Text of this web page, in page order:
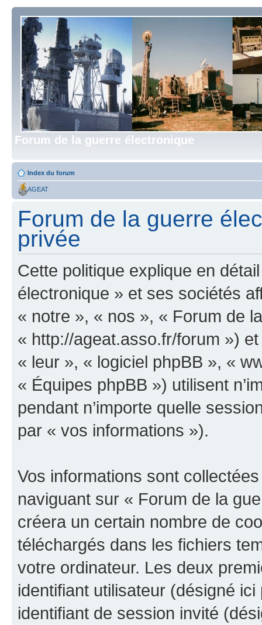
Forum de la guerre électronique
Index du forum
AGEAT
Forum de la guerre
privée
Cette politique explique en
électronique » et ses sociétés
« notre », « nos », « Forum de
« http://ageat.asso.fr/forum »)
« leur », « logiciel phpBB », «
« Équipes phpBB ») utilisent
pendant n’importe quelle
par « vos informations »).
Vos informations sont
naviguant sur « Forum de la
créera un certain nombre de
téléchargés dans les fichiers
votre ordinateur. Les deux
identifiant utilisateur (désigné
identifiant de session invité